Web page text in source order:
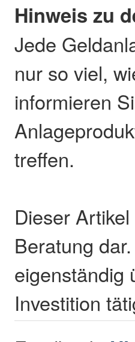
Hinweis zu
Jede
nur so viel,
informieren
treffen.
Dieser
Beratung
eigenständig
Investition